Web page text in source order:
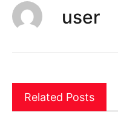
user
Related Posts